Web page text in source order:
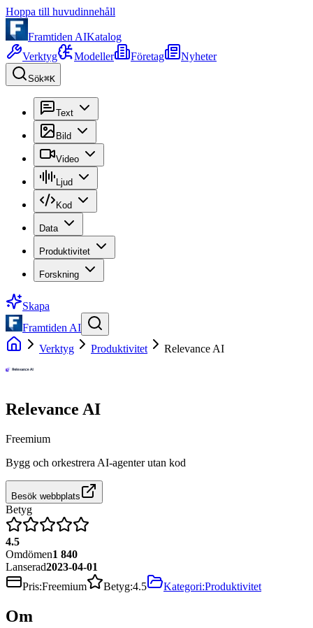
Hoppa till huvudinnehåll
Framtiden AIKatalog
Verktyg
Modeller Företag Nyheter
Sök⌘K
Text
Bild
Video
Ljud
Kod
Data
Produktivitet
Forskning
Skapa
Framtiden AI
Verktyg
Produktivitet Relevance AI
Relevance AI
Freemium
Bygg och orkestrera AI-agenter utan kod
Besök webbplats
Betyg
4.5
Omdömen1 840
Lanserad2023-04-01
Pris:Freemium Betyg:4.5 Kategori:Produktivitet
Om